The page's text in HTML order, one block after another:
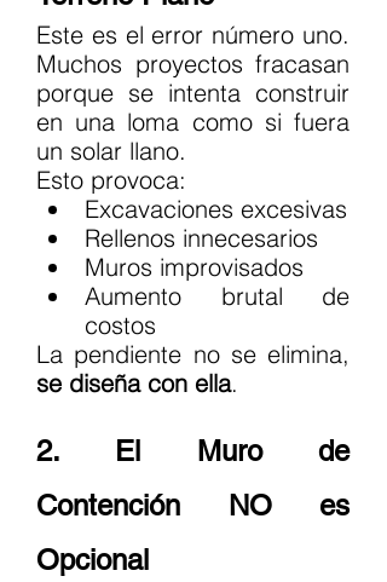
Este es el error número uno.
Muchos proyectos fracasan
porque se intenta construir
en una loma como si fuera
un solar llano.
Esto provoca:
Excavaciones excesivas
Rellenos innecesarios
Muros improvisados
Aumento brutal de
costos
se diseña con ella.
2. El Muro de
Contención NO es
Opcional